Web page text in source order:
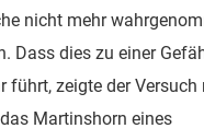
nicht mehr
Dass dies zu einer
führt, zeigte der Versuch
Martinshorn eines